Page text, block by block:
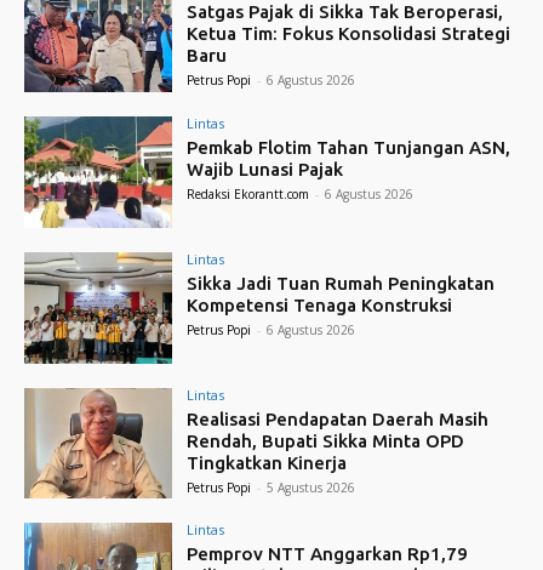
Satgas Pajak di Sikka Tak Beroperasi,
Ketua Tim: Fokus Konsolidasi Strategi
Baru
Petrus Popi - 6 Agustus 2026
Lintas
Pemkab Flotim Tahan Tunjangan ASN,
Wajib Lunasi Pajak
Redaksi Ekorantt.com - 6 Agustus 2026
Lintas
Sikka Jadi Tuan Rumah Peningkatan
Kompetensi Tenaga Konstruksi
Petrus Popi - 6 Agustus 2026
Lintas
Realisasi Pendapatan Daerah Masih
Rendah, Bupati Sikka Minta OPD
Tingkatkan Kinerja
Petrus Popi - 5 Agustus 2026
Lintas
Pemprov NTT Anggarkan Rp1,79